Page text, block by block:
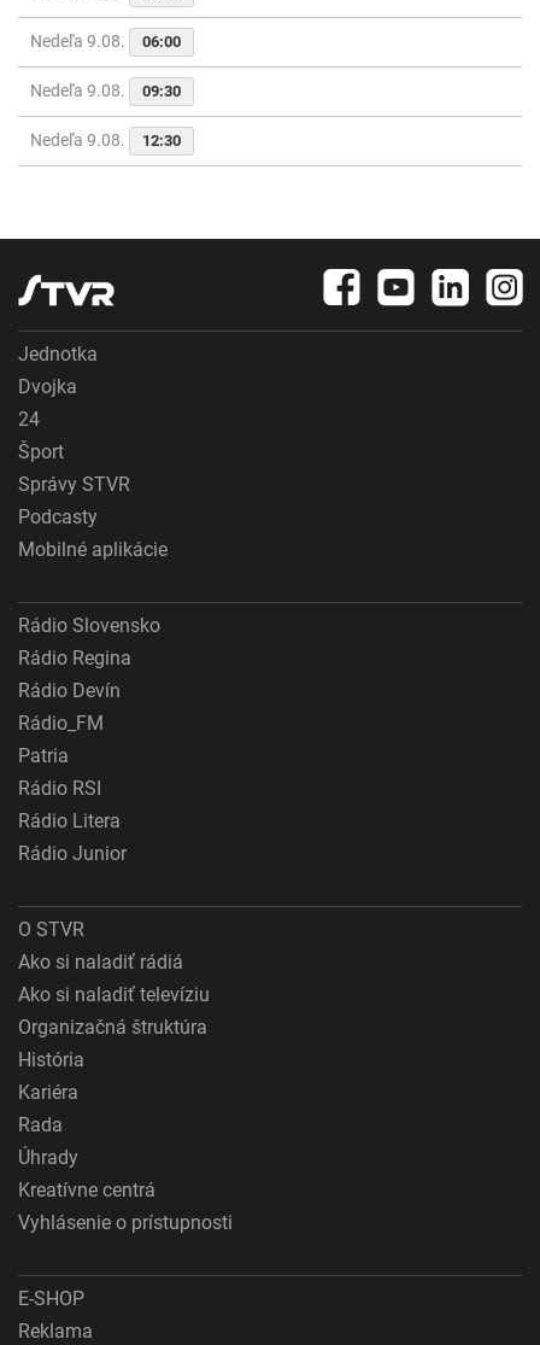
Nedeľa 9.08. 06:00
Nedeľa 9.08. 09:30
Nedeľa 9.08. 12:30
Jednotka
Dvojka
24
Šport
Správy STVR
Podcasty
Mobilné aplikácie
Rádio Slovensko
Rádio Regina
Rádio Devín
Rádio_FM
Patria
Rádio RSI
Rádio Litera
Rádio Junior
O STVR
Ako si naladiť rádiá
Ako si naladiť televíziu
Organizačná štruktúra
História
Kariéra
Rada
Úhrady
Kreatívne centrá
Vyhlásenie o prístupnosti
E-SHOP
Reklama